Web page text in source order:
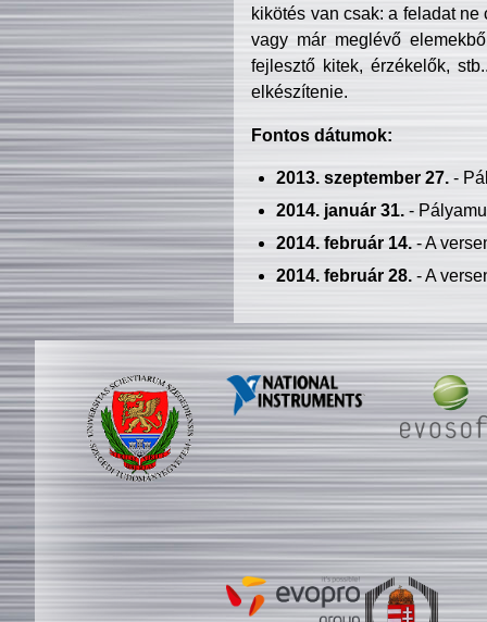
kikötés van csak: a feladat
vagy már meglévő
fejlesztő kitek, érzékelők,
elkészítenie.
Fontos dátumok:
2013. szeptember 27.-
2014. január 31.-
2014. február 14.- A
2014. február 28.- A